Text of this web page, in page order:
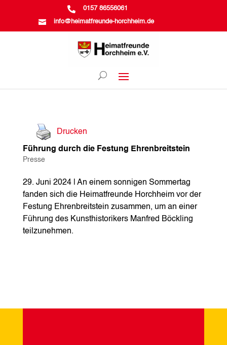
 0157 86556061
 info@heimatfreunde-horchheim.de
Drucken
Führung durch die Festung Ehrenbreitstein
Presse
29. Juni 2024 | An einem sonnigen Sommertag
fanden sich die Heimatfreunde Horchheim vor der
Festung Ehrenbreitstein zusammen, um an einer
Führung des Kunsthistorikers Manfred Böckling
teilzunehmen.